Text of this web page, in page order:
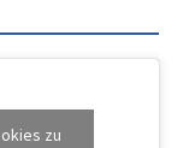
zu